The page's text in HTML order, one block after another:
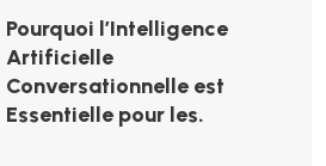
Pourquoi l’Intelligence
Artificielle
Conversationnelle est
Essentielle pour les.